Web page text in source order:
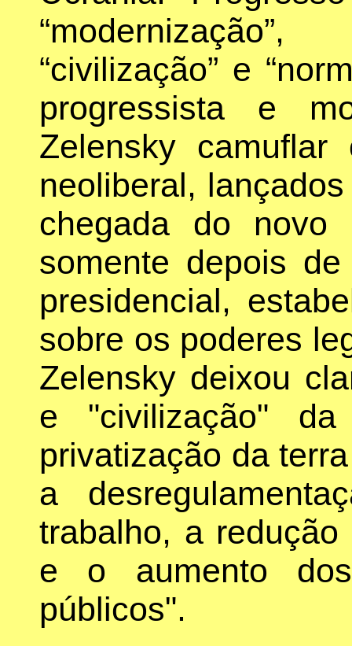
“civilização” e
progressista e
Zelensky
neoliberal,
chegada do novo
somente depois
presidencial,
sobre os poderes
Zelensky deixou
e "civilização"
privatização da
a
trabalho, a
e o aumento
públicos".